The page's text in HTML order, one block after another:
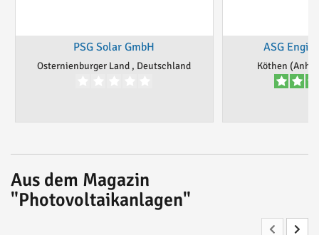
PSG Solar GmbH
Osternienburger Land , Deutschland
ASG
Köthen
Aus dem Magazin
"Photovoltaikanlagen"